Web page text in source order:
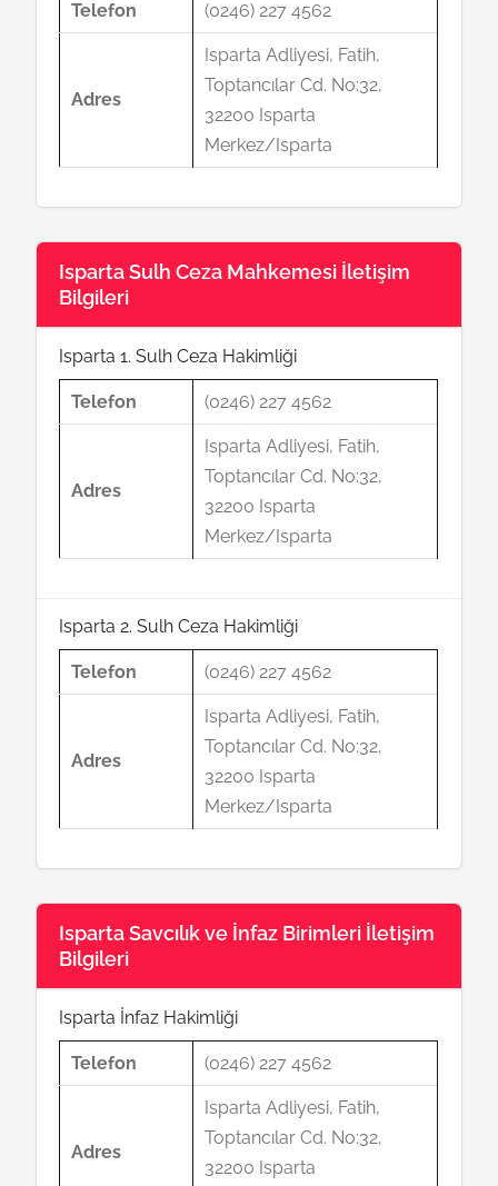
Telefon (0246) 227 4562
Adres
Isparta Adliyesi, Fatih,
Toptancılar Cd. No:32,
32200 Isparta
Merkez/Isparta
Isparta Sulh Ceza Mahkemesi İletişim
Bilgileri
Isparta 1. Sulh Ceza Hakimliği
Telefon (0246) 227 4562
Adres
Isparta Adliyesi, Fatih,
Toptancılar Cd. No:32,
32200 Isparta
Merkez/Isparta
Isparta 2. Sulh Ceza Hakimliği
Telefon (0246) 227 4562
Adres
Isparta Adliyesi, Fatih,
Toptancılar Cd. No:32,
32200 Isparta
Merkez/Isparta
Isparta Savcılık ve İnfaz Birimleri İletişim
Bilgileri
Isparta İnfaz Hakimliği
Telefon (0246) 227 4562
Adres
Isparta Adliyesi, Fatih,
Toptancılar Cd. No:32,
32200 Isparta